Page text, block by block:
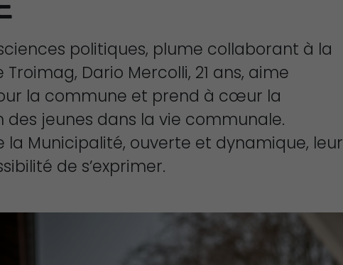
politiques, plume collaborant à la
Dario Mercolli, 21 ans, aime
la commune et prend à cœur la
jeunes dans la vie communale.
la Municipalité, ouverte et dynamique, leur
de s’exprimer.